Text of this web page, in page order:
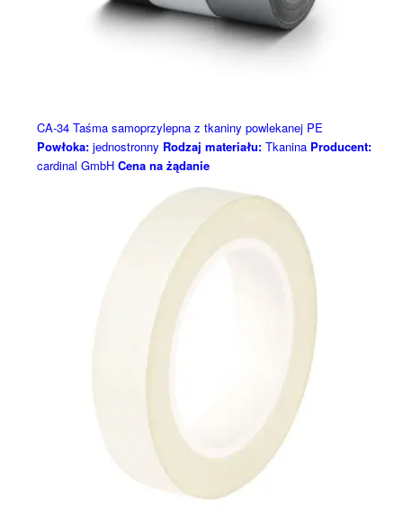
CA-34 Taśma samoprzylepna z tkaniny powlekanej PE
Powłoka:jednostronny Rodzaj materiału:Tkanina Producent:
cardinal GmbH Cena na żądanie